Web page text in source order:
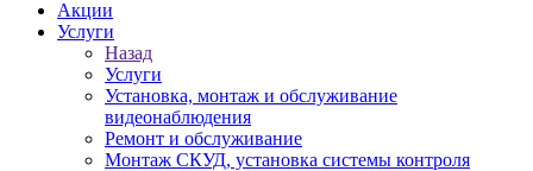
Акции
Услуги
Назад
Услуги
Установка, монтаж и обслуживание
видеонаблюдения
Ремонт и обслуживание
Монтаж СКУД, установка системы контроля